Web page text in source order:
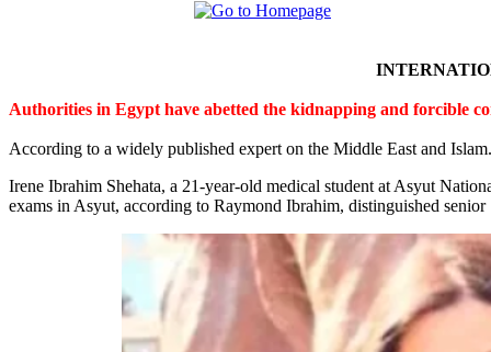
Authorities in Egypt have abetted the kidnapping and forcible
According to a widely published expert on the Middle East and Islam.
Irene Ibrahim Shehata, a 21-year-old medical student at Asyut
exams in Asyut, according to Raymond Ibrahim, distinguished